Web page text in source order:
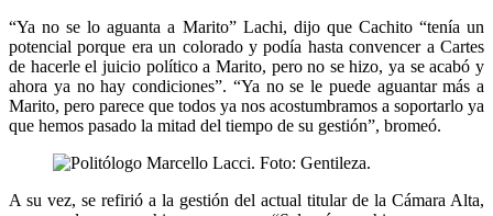
“Ya no se lo aguanta a Marito” Lachi, dijo que Cachito “tenía un
potencial porque era un colorado y podía hasta convencer a Cartes
de hacerle el juicio político a Marito, pero no se hizo, ya se acabó y
ahora ya no hay condiciones”. “Ya no se le puede aguantar más a
Marito, pero parece que todos ya nos acostumbramos a soportarlo ya
que hemos pasado la mitad del tiempo de su gestión”, bromeó.
A su vez, se refirió a la gestión del actual titular de la Cámara Alta,